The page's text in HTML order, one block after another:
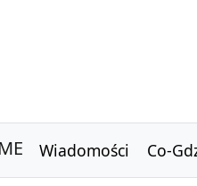
Wiadomości Co-